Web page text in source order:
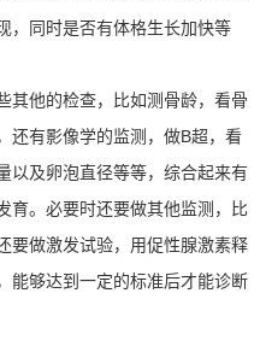
，同时是否有体格生长加快等
他的检查，比如测骨龄，看骨
还有影像学的监测，做B超，看
以及卵泡直径等等，综合起来有
育。必要时还要做其他监测，比
要做激发试验，用促性腺激素释
能够达到一定的标准后才能诊断